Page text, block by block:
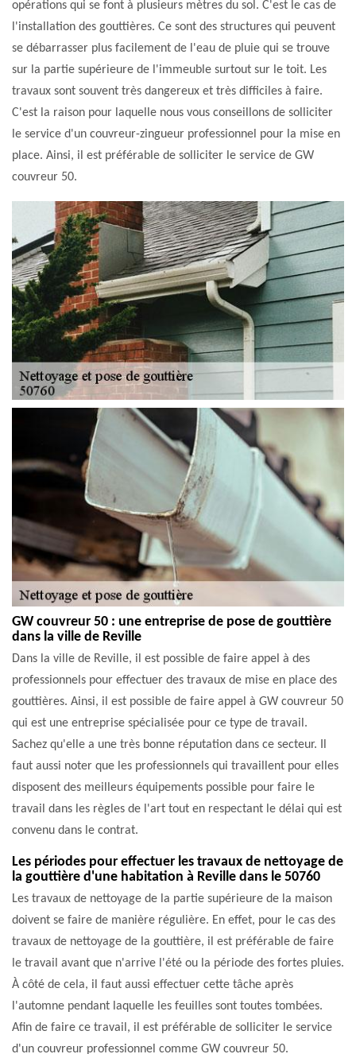
opérations qui se font à plusieurs mètres du sol. C'est le cas de
l'installation des gouttières. Ce sont des structures qui peuvent
se débarrasser plus facilement de l'eau de pluie qui se trouve
sur la partie supérieure de l'immeuble surtout sur le toit. Les
travaux sont souvent très dangereux et très difficiles à faire.
C'est la raison pour laquelle nous vous conseillons de solliciter
le service d'un couvreur-zingueur professionnel pour la mise en
place. Ainsi, il est préférable de solliciter le service de GW
couvreur 50.
GW couvreur 50 : une entreprise de pose de gouttière
dans la ville de Reville
Dans la ville de Reville, il est possible de faire appel à des
professionnels pour effectuer des travaux de mise en place des
gouttières. Ainsi, il est possible de faire appel à GW couvreur 50
qui est une entreprise spécialisée pour ce type de travail.
Sachez qu'elle a une très bonne réputation dans ce secteur. Il
faut aussi noter que les professionnels qui travaillent pour elles
disposent des meilleurs équipements possible pour faire le
travail dans les règles de l'art tout en respectant le délai qui est
convenu dans le contrat.
Les périodes pour effectuer les travaux de nettoyage de
la gouttière d'une habitation à Reville dans le 50760
Les travaux de nettoyage de la partie supérieure de la maison
doivent se faire de manière régulière. En effet, pour le cas des
travaux de nettoyage de la gouttière, il est préférable de faire
le travail avant que n'arrive l'été ou la période des fortes pluies.
À côté de cela, il faut aussi effectuer cette tâche après
l'automne pendant laquelle les feuilles sont toutes tombées.
Afin de faire ce travail, il est préférable de solliciter le service
d'un couvreur professionnel comme GW couvreur 50.